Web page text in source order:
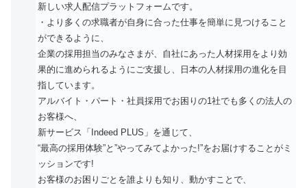
新しい求人配信プラットフォームです。
・より多くの求職者が自身に合った仕事を簡単に見つけること
ができるように、
企業の採用担当のみなさまが、自社にあった人材採用をより効
果的に進められるようにご支援し、日本の人材採用の進化を目
指しています。
アルバイト・パート・社員採用でお困りの1社でも多くの法人の
お客様へ、
新サービス「Indeed PLUS」を通じて、
“最高の採用体験”と”やってみてよかった!”をお届けすることがミ
ッションです!
お客様のお困りごとを誰よりも知り、動かすことで、